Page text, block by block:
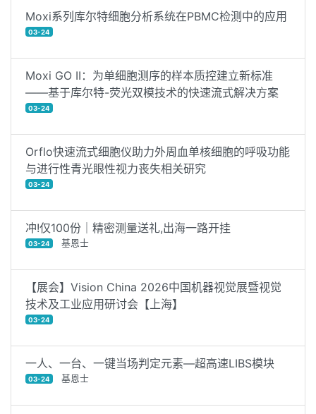
Moxi系列库尔特细胞分析系统在PBMC检测中的应用
03-24
Moxi GO II：为单细胞测序的样本质控建立新标准
——基于库尔特-荧光双模技术的快速流式解决方案
03-24
Orflo快速流式细胞仪助力外周血单核细胞的呼吸功能
与进行性青光眼性视力丧失相关研究
03-24
冲!仅100份｜精密测量送礼,出海一路开挂
03-24 基恩士
【展会】Vision China 2026中国机器视觉展暨视觉
技术及工业应用研讨会【上海】
03-24
一人、一台、一键当场判定元素—超高速LIBS模块
03-24 基恩士